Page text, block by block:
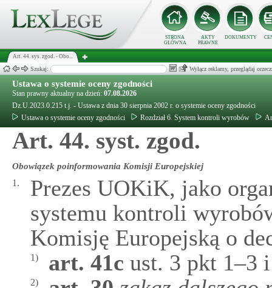
STRONA
GŁÓWNA
AKTY
PRAWNE
DOKUMENTY
Art. 44. sys. zgod. - Obo...
Szukaj: Wyłącz reklamy, przeglądaj
Ustawa o systemie oceny zgodności
Stan prawny aktualny na dzień: 07.08.2026
Dz.U.2023.0.215 t.j. - Ustawa z dnia 30 sierpnia 2002 r. o systemie oceny zgodności
Ustawa o systemie oceny zgodności
Rozdział 6. System kontroli wyrobów
Art. 44. syst. zgod.
Obowiązek poinformowania Komisji Europejskiej
1.
Prezes UOKiK, jako
systemu kontroli
Komisję Europejską o
1) art. 41c ust. 3 pkt 1–3
2)